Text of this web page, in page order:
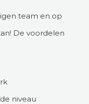
team en op
De voordelen
niveau